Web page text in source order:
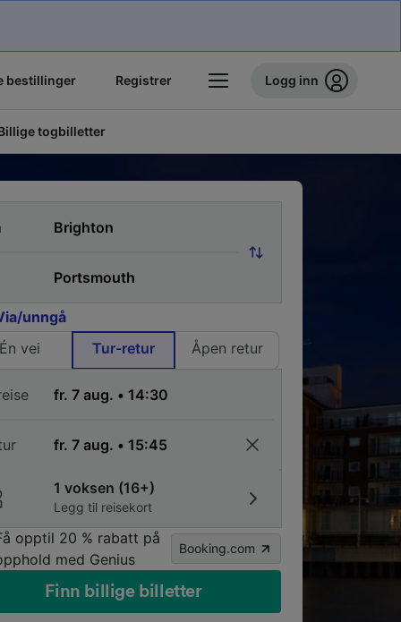
bestillinger Registrer Logg inn
togbilletter
unngå
Én vei
Tur-retur Åpen retur
1 voksen (16+)
Legg til reisekort
opptil 20 % rabatt på
med Genius
Booking.com
Finn billige billetter